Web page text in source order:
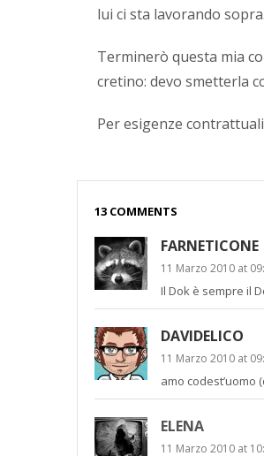
lui ci sta lavorando sopra.
Terminerò questa mia
cretino: devo smetterla
Per esigenze
13 COMMENTS
FARNETICONE
11 Marzo 2010 at
Il Dok è sempre il
DAVIDELICO
11 Marzo 2010 at
amo codest’uomo
ELENA
11 Marzo 2010 at